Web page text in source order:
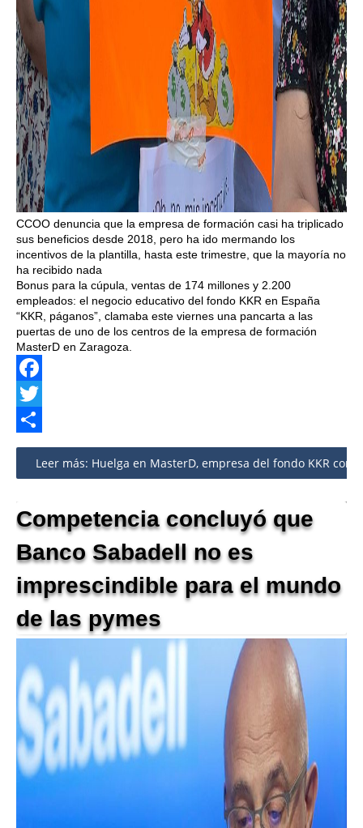
CCOO denuncia que la empresa de formación casi ha triplicado
sus beneficios desde 2018, pero ha ido mermando los
incentivos de la plantilla, hasta este trimestre, que la mayoría no
ha recibido nada
Bonus para la cúpula, ventas de 174 millones y 2.200
empleados: el negocio educativo del fondo KKR en España
“KKR, páganos”, clamaba este viernes una pancarta a las
puertas de uno de los centros de la empresa de formación
MasterD en Zaragoza.
Facebook
Twitter
Share
Leer más: Huelga en MasterD, empresa del fondo KKR
Competencia concluyó que
Banco Sabadell no es
imprescindible para el mundo
de las pymes